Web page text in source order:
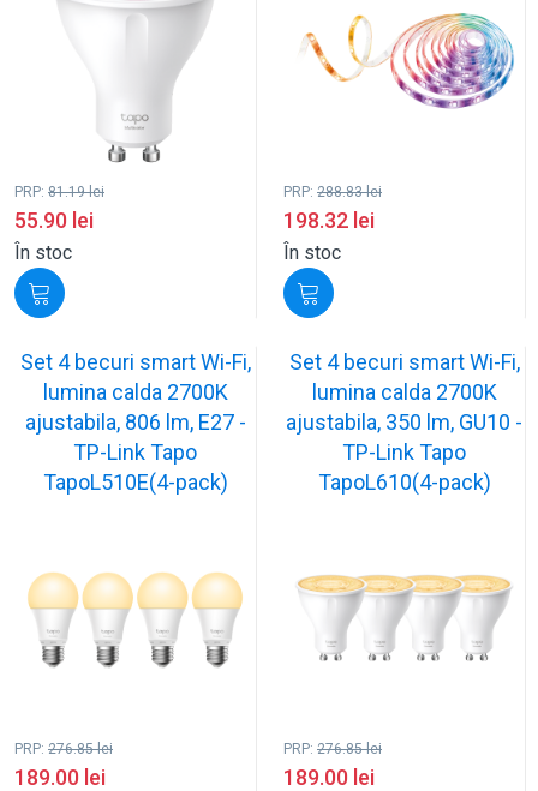
PRP: 81.19lei
55.90 lei
În stoc
PRP: 288.83lei
198.32 lei
În stoc
Set 4 becuri smart Wi-Fi,
lumina calda 2700K
ajustabila, 806 lm, E27 -
TP-Link Tapo
TapoL510E(4-pack)
PRP: 276.85lei
189.00 lei
Set 4 becuri smart Wi-Fi,
lumina calda 2700K
ajustabila, 350 lm, GU10 -
TP-Link Tapo
TapoL610(4-pack)
PRP: 276.85lei
189.00 lei